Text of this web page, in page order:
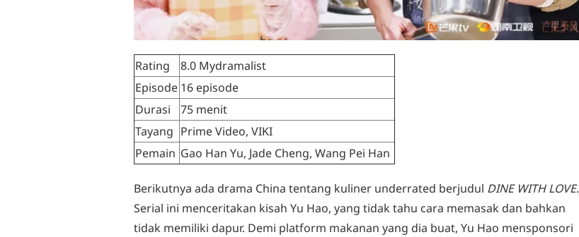
Rating
8.0 Mydramalist
Episode 16 episode
Durasi
75 menit
Tayang Prime Video, VIKI
Pemain Gao Han Yu, Jade Cheng, Wang Pei Han
Berikutnya ada drama China tentang kuliner underrated berjudul DINE WITH LOVE.
Serial ini menceritakan kisah Yu Hao, yang tidak tahu cara memasak dan bahkan
tidak memiliki dapur. Demi platform makanan yang dia buat, Yu Hao mensponsori